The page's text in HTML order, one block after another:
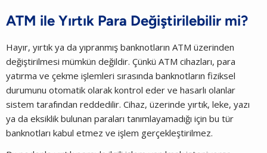
ATM ile Yırtık Para Değiştirilebilir mi?
Hayır, yırtık ya da yıpranmış banknotların ATM üzerinden
değiştirilmesi mümkün değildir. Çünkü ATM cihazları, para
yatırma ve çekme işlemleri sırasında banknotların fiziksel
durumunu otomatik olarak kontrol eder ve hasarlı olanlar
sistem tarafından reddedilir. Cihaz, üzerinde yırtık, leke, yazı
ya da eksiklik bulunan paraları tanımlayamadığı için bu tür
banknotları kabul etmez ve işlem gerçekleştirilmez.